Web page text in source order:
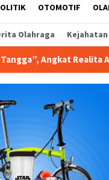
OTOMOTIF
Olahraga Kejahatan
PHK Besutan